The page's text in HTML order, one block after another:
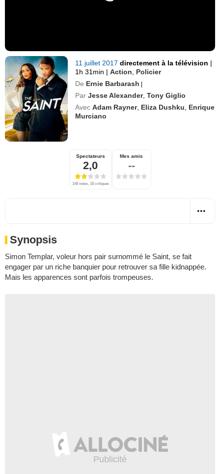
11 juillet 2017directement à la télévision |
1h 31min | Action
Policier
De Ernie Barbarash |
Par Jesse Alexander,Tony Giglio
Avec Adam Rayner, Eliza Dushku
Enrique
Murciano
Spectateurs
2,0
148 notes, 18 critiques
Mes amis
--
Synopsis
Simon Templar, voleur hors pair surnommé le Saint, se fait
engager par un riche banquier pour retrouver sa fille kidnappée.
Mais les apparences sont parfois trompeuses.